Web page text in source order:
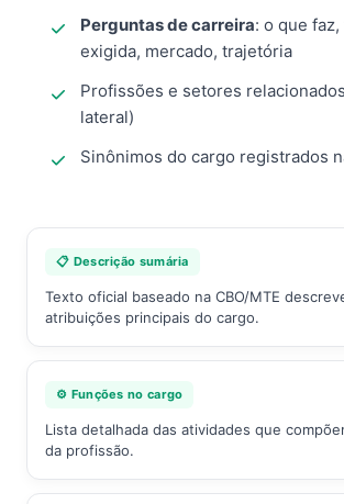
Perguntas de carreira: o que
exigida, mercado, trajetória
Profissões e setores
lateral)
Sinônimos do cargo registrados
📋 Descrição sumária
Texto oficial baseado na CBO/MTE
atribuições principais do cargo.
⚙️ Funções no cargo
Lista detalhada das atividades que
da profissão.